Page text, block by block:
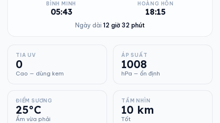
BÌNH MINH
05:43
HOÀNG HÔN
18:15
Ngày dài 12 giờ 32 phút
TIA UV
0
Cao — dùng kem
ÁP SUẤT
1008
hPa — ổn định
ĐIỂM SƯƠNG
25°C
Ẩm vừa phải
TẦM NHÌN
10 km
Tốt